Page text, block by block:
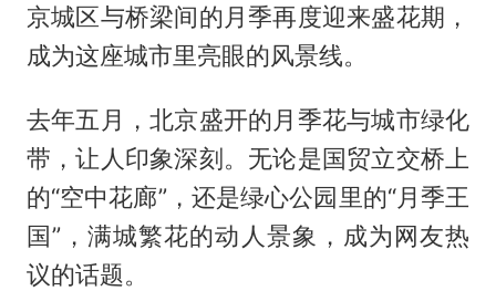
京城区与桥梁间的月季再度迎来盛花期，
成为这座城市里亮眼的风景线。
去年五月，北京盛开的月季花与城市绿化
带，让人印象深刻。无论是国贸立交桥上
的“空中花廊”，还是绿心公园里的“月季王
国”，满城繁花的动人景象，成为网友热
议的话题。